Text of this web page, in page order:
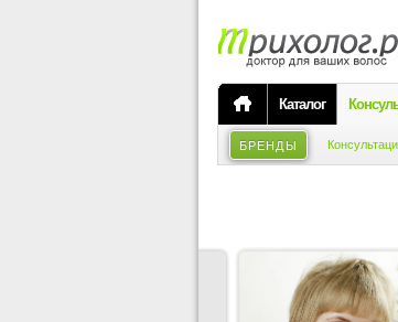
Каталог
БРЕНДЫ